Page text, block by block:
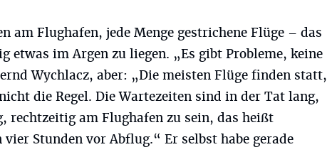
am Flughafen, jede Menge gestrichene Flüge – das
etwas im Argen zu liegen. „Es gibt Probleme, keine
Wychlacz, aber: „Die meisten Flüge finden statt,
die Regel. Die Wartezeiten sind in der Tat lang,
rechtzeitig am Flughafen zu sein, das heißt
Stunden vor Abflug.“ Er selbst habe gerade